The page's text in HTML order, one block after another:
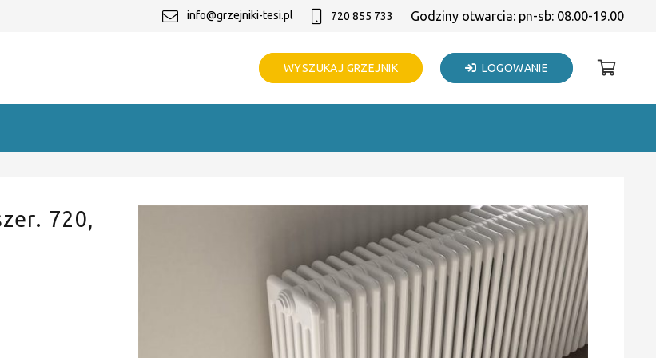
info@grzejniki-tesi.pl 720 855 733 Godziny otwarcia: pn-sb: 08.00-19.00
WYSZUKAJ GRZEJNIK LOGOWANIE
720,